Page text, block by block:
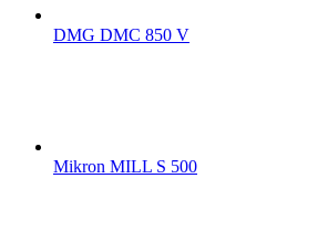
DMG DMC 850 V
Mikron MILL S 500